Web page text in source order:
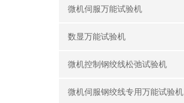
微机伺服万能试验机
数显万能试验机
微机控制钢绞线松弛试验机
微机伺服钢绞线专用万能试验机